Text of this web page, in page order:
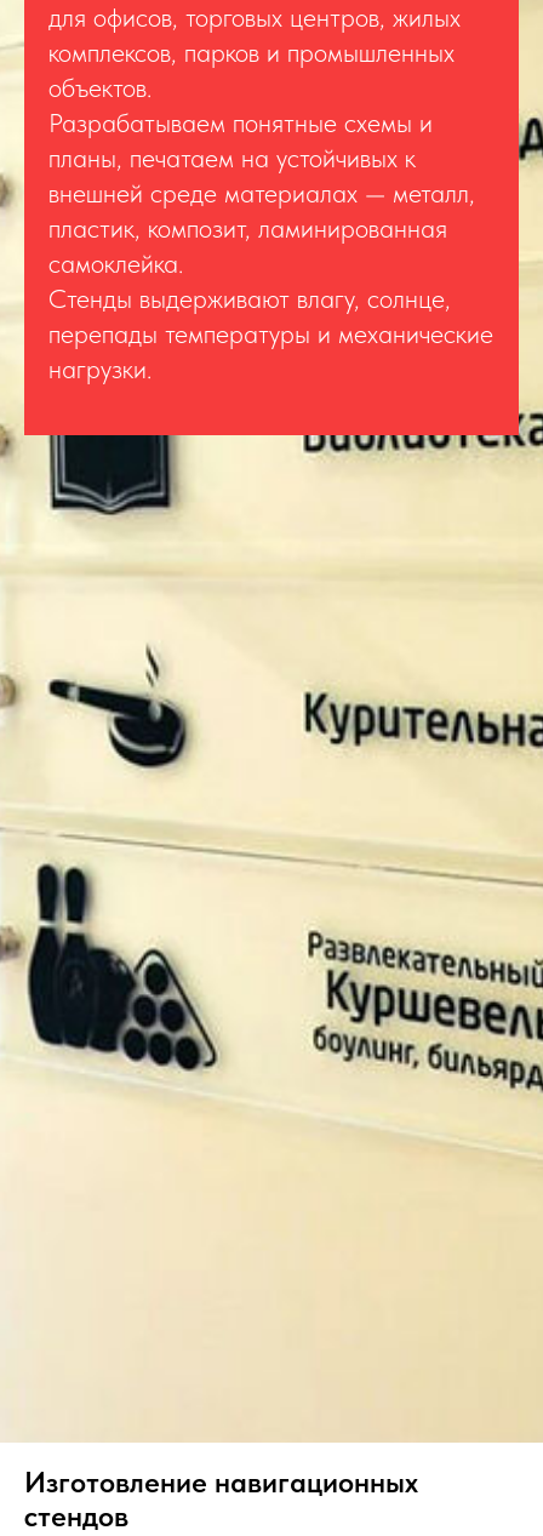
для офисов, торговых центров, жилых
комплексов, парков и промышленных
объектов.
Разрабатываем понятные схемы и
планы, печатаем на устойчивых к
внешней среде материалах — металл,
пластик, композит, ламинированная
самоклейка.
Стенды выдерживают влагу, солнце,
перепады температуры и механические
нагрузки.
Изготовление навигационных
стендов